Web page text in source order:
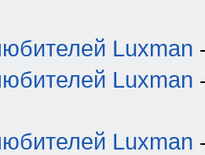
Luxman
Luxman
Luxman